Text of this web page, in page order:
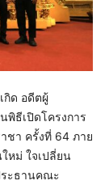
กิด อดีตผู้
พิธีเปิดโครงการ
ชา ครั้งที่ 64 ภาย
หม่ ใจเปลี่ยน
ระธานคณะ